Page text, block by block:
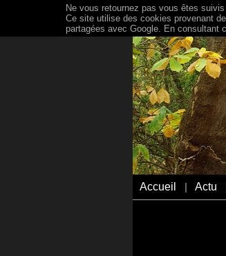
Accueil Actu
Ne vous retournez pas vous êtes suivis
Ce site utilise des cookies provenant
partagées avec Google. En